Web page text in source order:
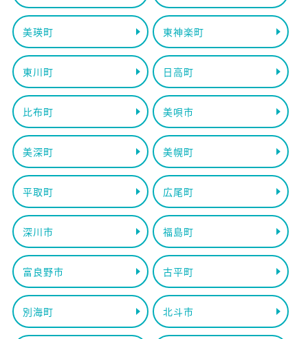
美瑛町 東神楽町
東川町 日高町
比布町 美唄市
美深町 美幌町
平取町 広尾町
深川市 福島町
富良野市 古平町
別海町 北斗市